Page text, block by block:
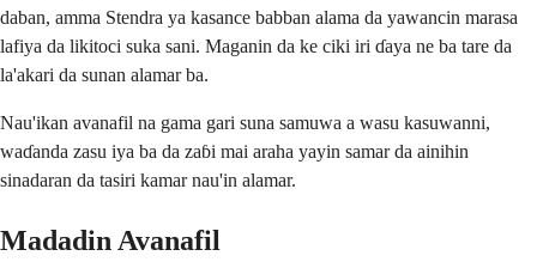
daban, amma Stendra ya kasance babban alama da yawancin marasa
lafiya da likitoci suka sani. Maganin da ke ciki iri ɗaya ne ba tare da
la'akari da sunan alamar ba.
Nau'ikan avanafil na gama gari suna samuwa a wasu kasuwanni,
waɗanda zasu iya ba da zaɓi mai araha yayin samar da ainihin
sinadaran da tasiri kamar nau'in alamar.
Madadin Avanafil